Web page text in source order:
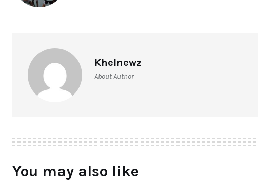
Khelnewz
About Author
You may also like